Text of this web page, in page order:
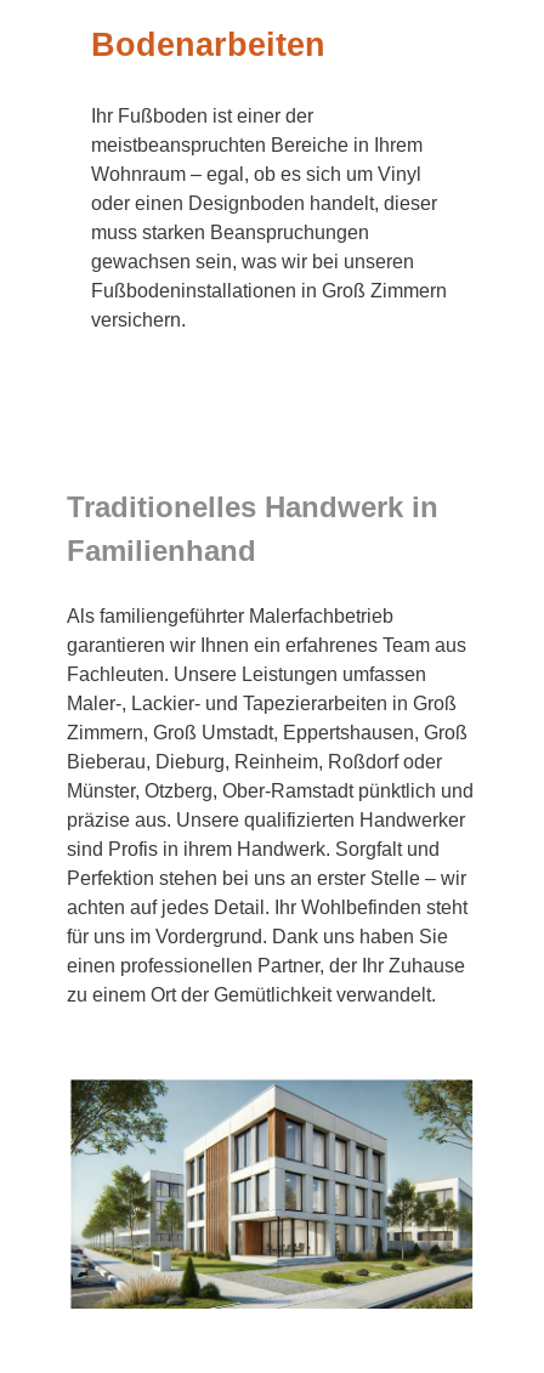
Bodenarbeiten
Ihr Fußboden ist einer der
meistbeanspruchten Bereiche in Ihrem
Wohnraum – egal, ob es sich um Vinyl
oder einen Designboden handelt, dieser
muss starken Beanspruchungen
gewachsen sein, was wir bei unseren
Fußbodeninstallationen in Groß Zimmern
versichern.
Traditionelles Handwerk in
Familienhand
Als familiengeführter Malerfachbetrieb
garantieren wir Ihnen ein erfahrenes Team aus
Fachleuten. Unsere Leistungen umfassen
Maler-, Lackier- und Tapezierarbeiten in Groß
Zimmern, Groß Umstadt, Eppertshausen, Groß
Bieberau, Dieburg, Reinheim, Roßdorf oder
Münster, Otzberg, Ober-Ramstadt pünktlich und
präzise aus. Unsere qualifizierten Handwerker
sind Profis in ihrem Handwerk. Sorgfalt und
Perfektion stehen bei uns an erster Stelle – wir
achten auf jedes Detail. Ihr Wohlbefinden steht
für uns im Vordergrund. Dank uns haben Sie
einen professionellen Partner, der Ihr Zuhause
zu einem Ort der Gemütlichkeit verwandelt.